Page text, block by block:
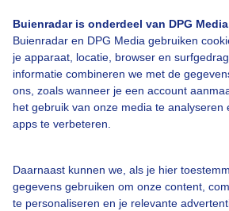
Buienradar is onderdeel van DPG
Buienradar en DPG Media gebruiken
je apparaat, locatie, browser en
informatie combineren we met de
ons, zoals wanneer je een account
het gebruik van onze media te analyseren
apps te verbeteren.
Daarnaast kunnen we, als je hier
gegevens gebruiken om onze content,
te personaliseren en je relevante
Bekijk slideshow